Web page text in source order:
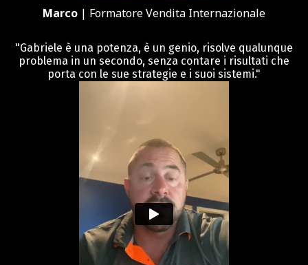
Marco | Formatore Vendita Internazionale
"Gabriele è una potenza, è un genio, risolve qualunque
problema in un secondo, senza contare i risultati che
porta con le sue strategie e i suoi sistemi."